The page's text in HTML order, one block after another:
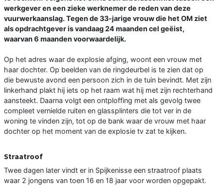
werkgever en een zieke werknemer de reden van deze
vuurwerkaanslag. Tegen de 33-jarige vrouw die het OM ziet
als opdrachtgever is vandaag 24 maanden cel geëist,
waarvan 6 maanden voorwaardelijk.
Op het adres waar de explosie afging, woont een vrouw met
haar dochter. Op beelden van de ringdeurbel is te zien dat op
die bewuste avond een persoon zich in de tuin bevindt. Met zijn
linkerhand plakt hij iets op het raam wat hij met zijn rechterhand
aansteekt. Daarna volgt een ontploffing met als gevolg twee
compleet vernielde ruiten en glassplinters die tot ver in de
woning te vinden zijn, tot op de bank waar de vrouw met haar
dochter op het moment van de explosie tv zat te kijken.
Straatroof
Twee dagen later vindt er in Spijkenisse een straatroof plaats
waar 2 jongens van toen 16 en 18 jaar voor worden opgepakt.